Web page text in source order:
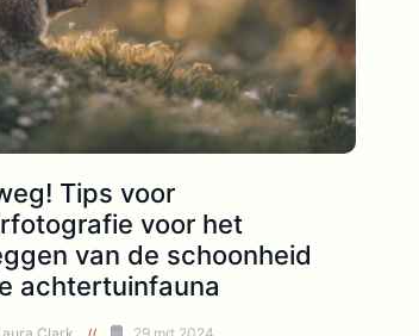
Tips voor
voor het
van de schoonheid
achtertuinfauna